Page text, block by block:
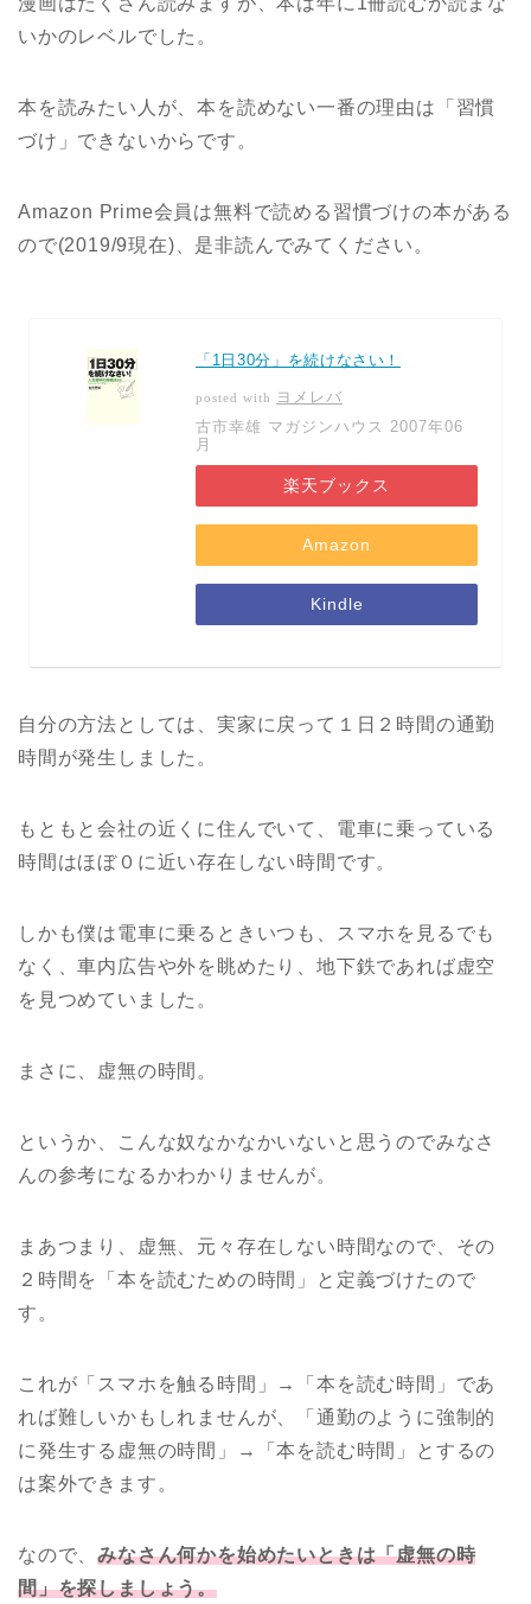
いかのレベルでした。
本を読みたい人が、本を読めない一番の理由は「習慣
づけ」できないからです。
Amazon Prime会員は無料で読める習慣づけの本がある
ので(2019/9現在)、是非読んでみてください。
「1日30分」を続けなさい！
posted with
ヨメレバ
古市幸雄 マガジンハウス 2007年06
月
楽天ブックス
Amazon
Kindle
自分の方法としては、実家に戻って１日２時間の通勤
時間が発生しました。
もともと会社の近くに住んでいて、電車に乗っている
時間はほぼ０に近い存在しない時間です。
しかも僕は電車に乗るときいつも、スマホを見るでも
なく、車内広告や外を眺めたり、地下鉄であれば虚空
を見つめていました。
まさに、虚無の時間。
というか、こんな奴なかなかいないと思うのでみなさ
んの参考になるかわかりませんが。
まあつまり、虚無、元々存在しない時間なので、その
２時間を「本を読むための時間」と定義づけたので
す。
これが「スマホを触る時間」→「本を読む時間」であ
れば難しいかもしれませんが、「通勤のように強制的
に発生する虚無の時間」→「本を読む時間」とするの
は案外できます。
なので、みなさん何かを始めたいときは「虚無の時
間」を探しましょう。